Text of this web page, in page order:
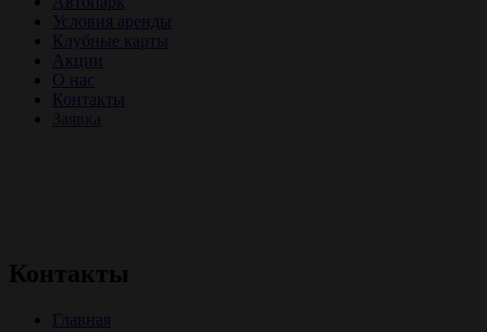
Условия аренды
Клубные карты
Акции
О нас
Контакты
Контакты
Главная